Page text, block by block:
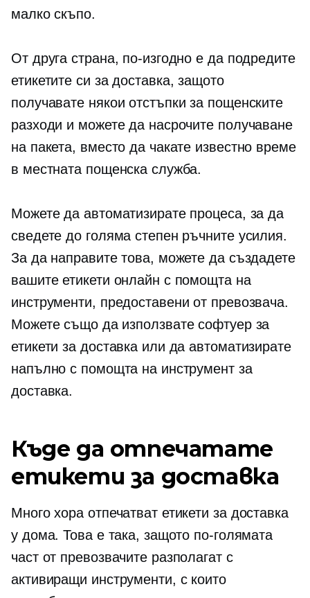
малко скъпо.
От друга страна, по-изгодно е да подредите
етикетите си за доставка, защото
получавате някои отстъпки за пощенските
разходи и можете да насрочите получаване
на пакета, вместо да чакате известно време
в местната пощенска служба.
Можете да автоматизирате процеса, за да
сведете до голяма степен ръчните усилия.
За да направите това, можете да създадете
вашите етикети онлайн с помощта на
инструменти, предоставени от превозвача.
Можете също да използвате софтуер за
етикети за доставка или да автоматизирате
напълно с помощта на инструмент за
доставка.
Къде да отпечатате
етикети за доставка
Много хора отпечатват етикети за доставка
у дома. Това е така, защото по-голямата
част от превозвачите разполагат с
активиращи инструменти, с които